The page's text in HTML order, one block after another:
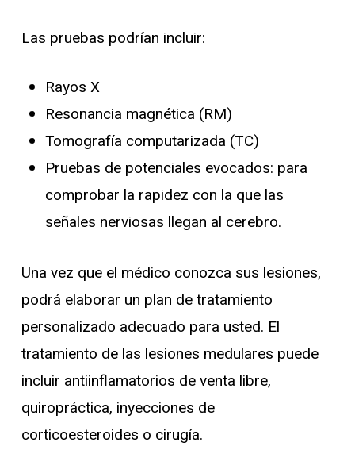
Las pruebas podrían incluir:
Rayos X
Resonancia magnética (RM)
Tomografía computarizada (TC)
Pruebas de potenciales evocados: para
comprobar la rapidez con la que las
señales nerviosas llegan al cerebro.
Una vez que el médico conozca sus lesiones,
podrá elaborar un plan de tratamiento
personalizado adecuado para usted. El
tratamiento de las lesiones medulares puede
incluir antiinflamatorios de venta libre,
quiropráctica, inyecciones de
corticoesteroides o cirugía.